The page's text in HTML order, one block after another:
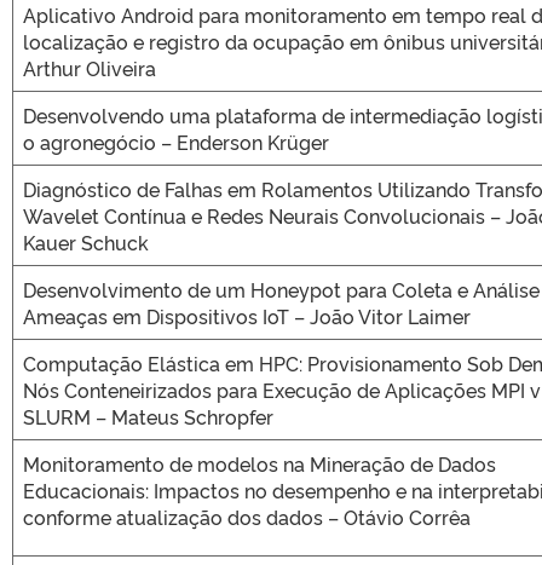
Aplicativo Android para monitoramento em tempo real
localização e registro da ocupação em ônibus
Arthur Oliveira
Desenvolvendo uma plataforma de intermediação
o agronegócio – Enderson Krüger
Diagnóstico de Falhas em Rolamentos Utilizando
Wavelet Contínua e Redes Neurais Convolucionais –
Kauer Schuck
Desenvolvimento de um Honeypot para Coleta e
Ameaças em Dispositivos IoT – João Vitor Laimer
Computação Elástica em HPC: Provisionamento Sob
Nós Conteneirizados para Execução de Aplicações MPI
SLURM – Mateus Schropfer
Monitoramento de modelos na Mineração de Dados
Educacionais: Impactos no desempenho e na
conforme atualização dos dados – Otávio Corrêa